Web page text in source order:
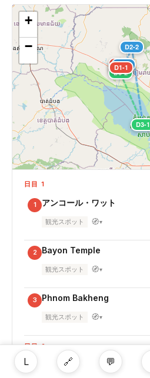
D1-1
D1-2
D1-3
D2-1
D2-2
D3-1
D3-2
+
−
日目 1
1 アンコール・ワット
観光スポット 🧭▾
2 Bayon Temple
観光スポット 🧭▾
3 Phnom Bakheng
観光スポット 🧭▾
日目 2
4 タ・プローム寺院
L 🔗 💬